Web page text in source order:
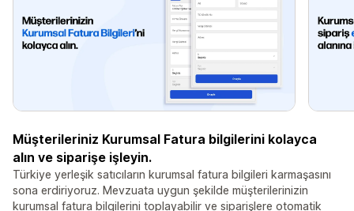
Müşterileriniz Kurumsal Fatura bilgilerini kolayca
alın ve siparişe işleyin.
Türkiye yerleşik satıcıların kurumsal fatura bilgileri karmaşasını
sona erdiriyoruz. Mevzuata uygun şekilde müşterilerinizin
kurumsal fatura bilgilerini toplayabilir ve siparişlere otomatik